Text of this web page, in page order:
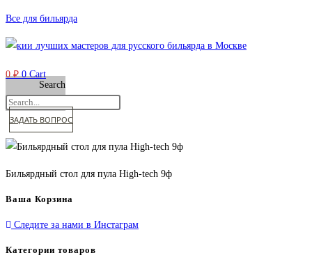
Перейти
к
содержимому
Все для бильярда
0₽ 0 Cart
Search
ЗАДАТЬ ВОПРОС
Бильярдный стол для пула High-tech 9ф
Ваша Корзина
Следите за нами в Инстаграм
Категории товаров